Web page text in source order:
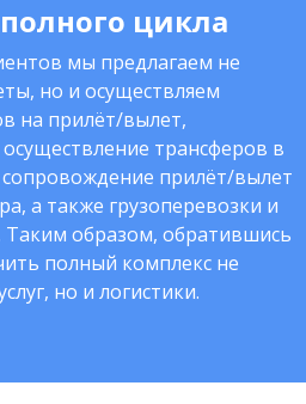
цикла
мы предлагаем не
но и осуществляем
на прилёт/вылет,
трансферов в
прилёт/вылет
а также грузоперевозки и
образом, обратившись
полный комплекс не
но и логистики.